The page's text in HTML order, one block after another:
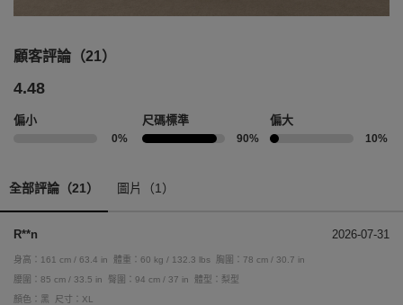
顧客評論（21）
4.48
偏小
0%
尺碼標準
90%
偏大
10%
全部評論（21） 圖片（1）
R**n 2026-07-31
身高：161 cm / 63.4 in 體重：60 kg / 132.3 lbs
胸圍：78 cm / 30.7 in
腰圍：85 cm / 33.5 in
臀圍：94 cm / 37 in
體型：梨型
顏色：黑
尺寸：XL